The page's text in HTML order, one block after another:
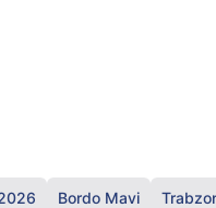
Bordo Mavi